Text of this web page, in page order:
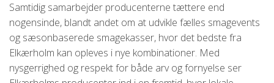
Samtidig samarbejder producenterne tættere end
nogensinde, blandt andet om at udvikle fælles smagevents
og sæsonbaserede smagekasser, hvor det bedste fra
Elkærholm kan opleves i nye kombinationer. Med
nysgerrighed og respekt for både arv og fornyelse ser